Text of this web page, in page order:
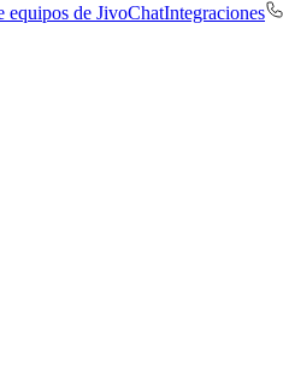
equipos de JivoChatIntegraciones